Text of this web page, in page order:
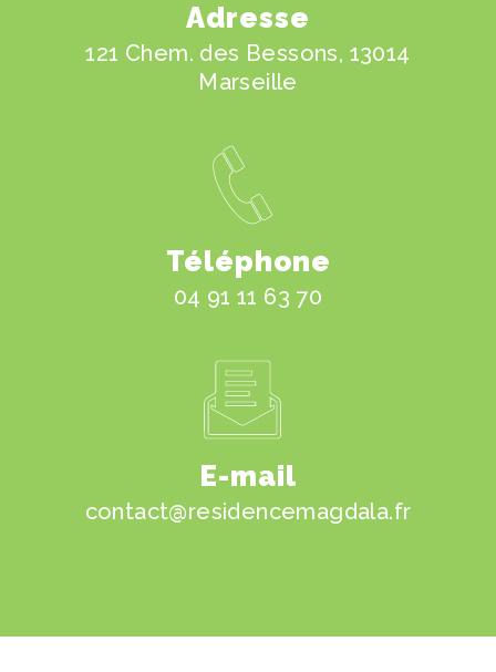
Adresse
121 Chem. des Bessons, 13014
Marseille
Téléphone
04 91 11 63 70
E-mail
contact@residencemagdala.fr